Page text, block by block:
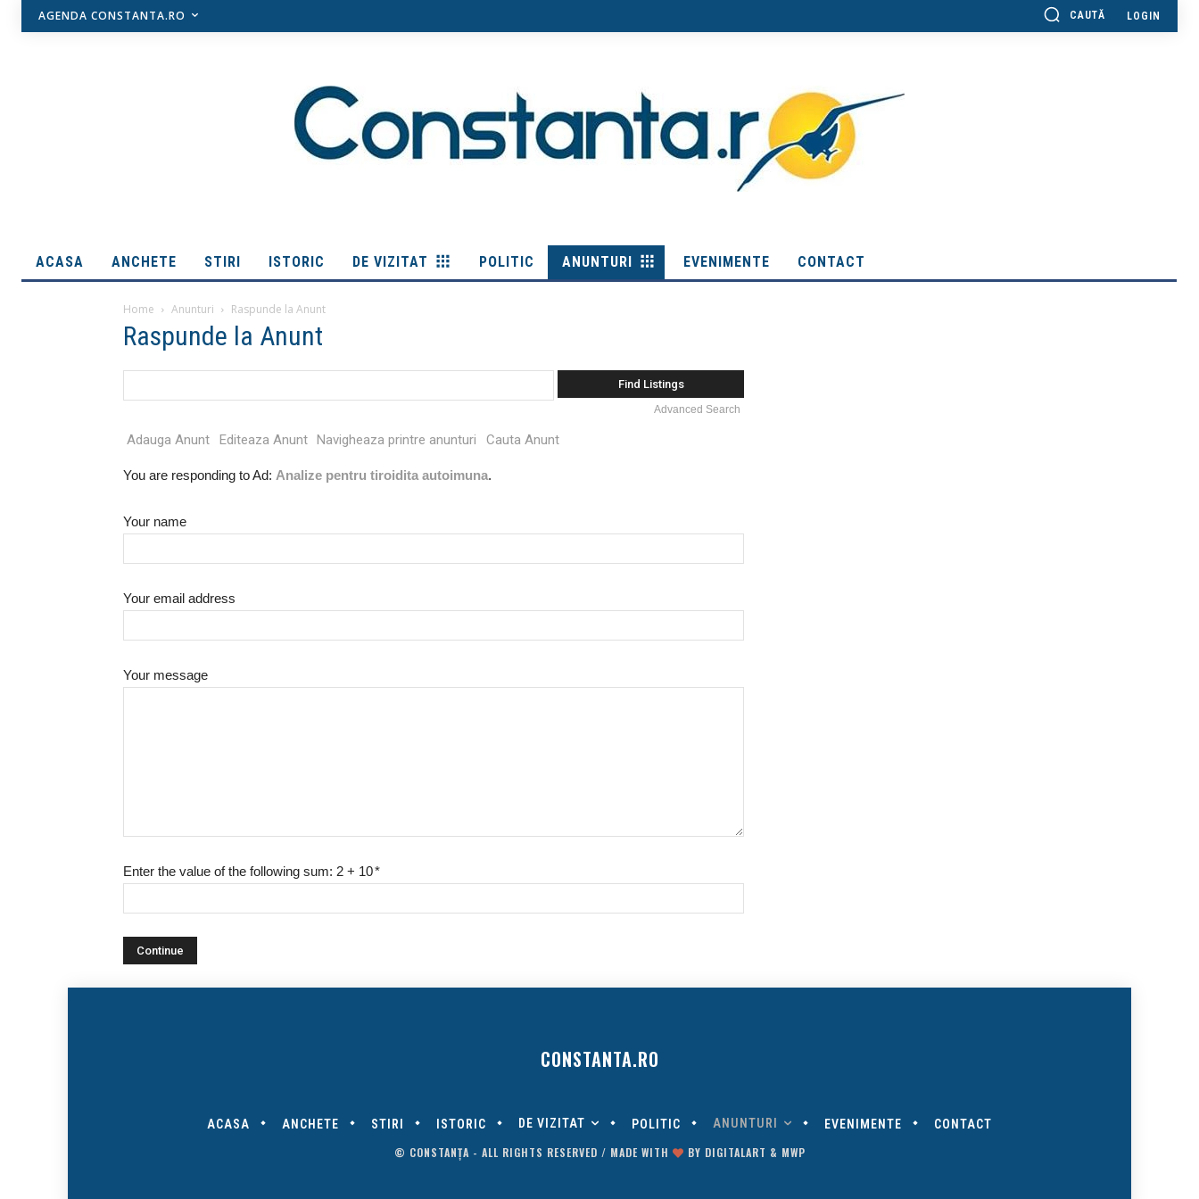
AGENDA CONSTANTA.RO CAUTĂ LOGIN
ACASA ANCHETE STIRI ISTORIC DE VIZITAT POLITIC ANUNTURI EVENIMENTE CONTACT
Home Anunturi Raspunde la Anunt
Raspunde la Anunt
for:
Advanced Search
Adauga Anunt Editeaza Anunt Navigheaza printre anunturi Cauta Anunt
You are responding to Ad: Analize pentru tiroidita autoimuna.
Your name
Your email address
Your message
Enter the value of the following sum: 2 + 10*
CONSTANTA.RO
ACASA ANCHETE STIRI ISTORIC DE VIZITAT POLITIC ANUNTURI EVENIMENTE CONTACT
© CONSTANȚA - ALL RIGHTS RESERVED / MADE WITH BY DIGITALART & MWP